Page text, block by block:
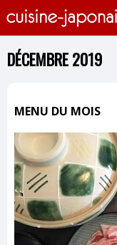
DÉCEMBRE 2019
MENU DU MOIS